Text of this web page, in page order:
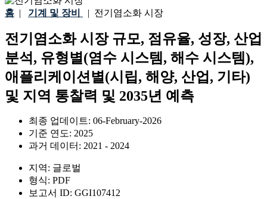
홈 | 기계 및 장비 | 전기염소화 시장
전기염소화 시장 규모, 점유율, 성장, 산업
분석, 유형별(염수 시스템, 해수 시스템),
애플리케이션별(시립, 해양, 산업, 기타)
및 지역 통찰력 및 2035년 예측
최종 업데이트: 06-February-2026
기준 연도: 2025
과거 데이터: 2021 - 2024
지역: 글로벌
형식: PDF
보고서 ID: GGI107412